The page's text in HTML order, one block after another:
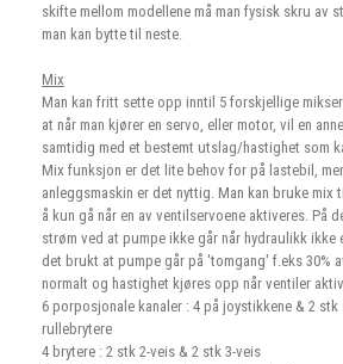
skifte mellom modellene må man fysisk skru av
man kan bytte til neste.
Mix
Man kan fritt sette opp inntil 5 forskjellige
at når man kjører en servo, eller motor, vil en
samtidig med et bestemt utslag/hastighet som
Mix funksjon er det lite behov for på lastebil,
anleggsmaskin er det nyttig. Man kan bruke mix
å kun gå når en av ventilservoene aktiveres. På
strøm ved at pumpe ikke går når hydraulikk ikke
det brukt at pumpe går på 'tomgang' f.eks 30%
normalt og hastighet kjøres opp når ventiler
6 porposjonale kanaler : 4 på joystikkene & 2 stk
rullebrytere
4 brytere : 2 stk 2-veis & 2 stk 3-veis